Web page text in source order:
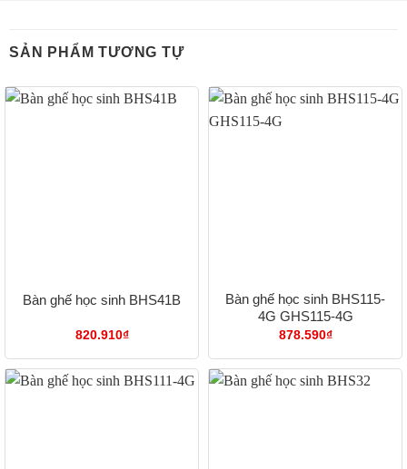
SẢN PHẨM TƯƠNG TỰ
Bàn ghế học sinh BHS41B
820.910₫
Bàn ghế học sinh BHS115-
4G GHS115-4G
878.590₫